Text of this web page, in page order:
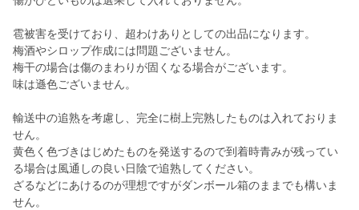
雹被害を受けており、超わけありとしての出品になります。
梅酒やシロップ作成には問題ございません。
梅干の場合は傷のまわりが固くなる場合がございます。
味は遜色ございません。
輸送中の追熟を考慮し、完全に樹上完熟したものは入れておりま
せん。
黄色く色づきはじめたものを発送するので到着時青みが残ってい
る場合は風通しの良い日陰で追熟してください。
ざるなどにあけるのが理想ですがダンボール箱のままでも構いま
せん。